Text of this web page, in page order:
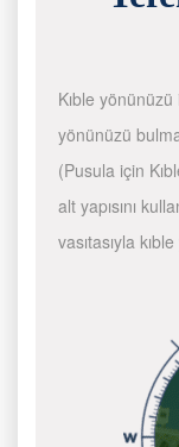
Kıble
yönünüzü
(Pusula için
alt yapısını
vasıtasıyla